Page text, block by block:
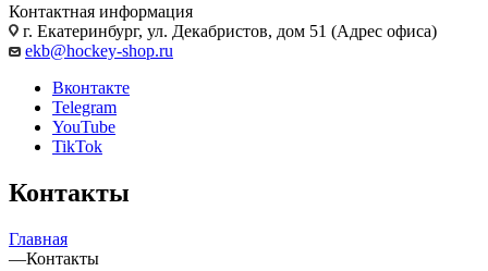
Контактная информация
г. Екатеринбург, ул. Декабристов, дом 51 (Адрес офиса)
ekb@hockey-shop.ru
Вконтакте
Telegram
YouTube
TikTok
Контакты
Главная
—Контакты